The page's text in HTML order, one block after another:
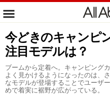
今どきのキャンピ
注目モデルは？
ブームから定着へ。キャンピング
よく見かけるようになったのは、
なモデルが登場することでユーザ
めで着実に裾野が広がっている。